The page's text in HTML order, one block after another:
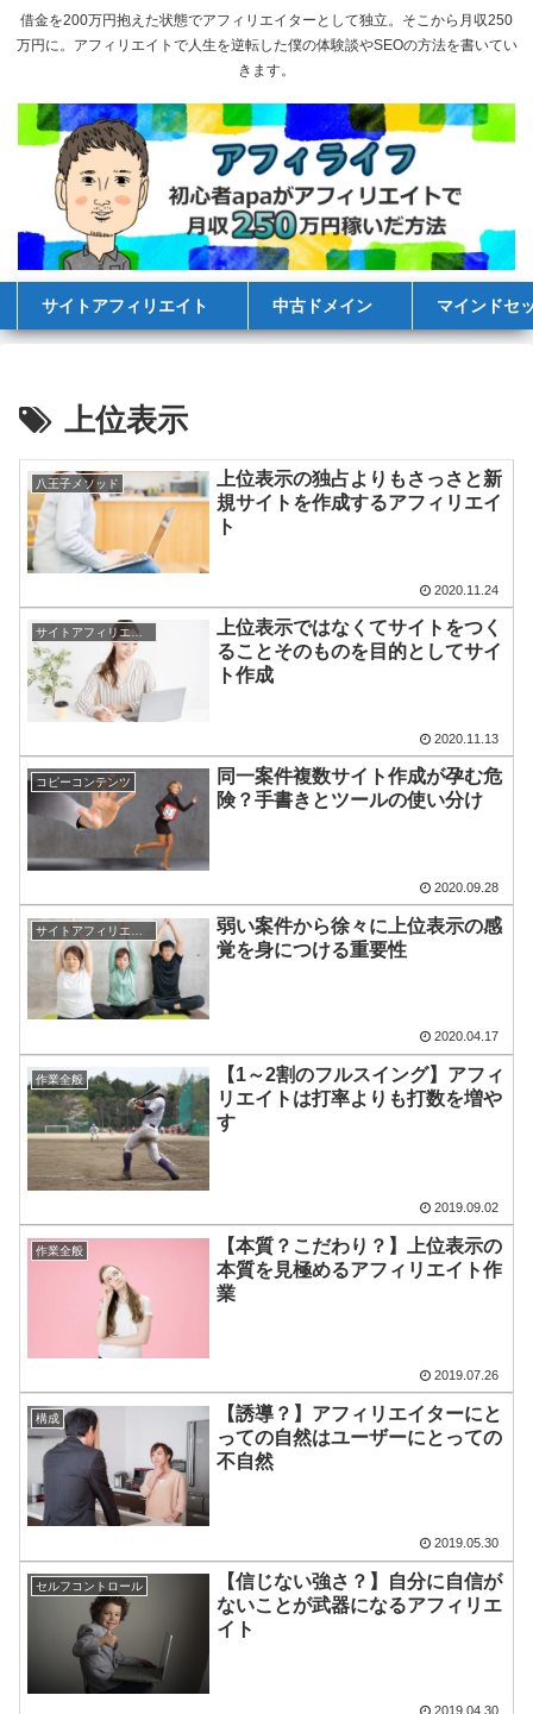
借金を200万円抱えた状態でアフィリエイターとして独立。そこから月収250
万円に。アフィリエイトで人生を逆転した僕の体験談やSEOの方法を書いてい
きます。
サイトアフィリエイト 中古ドメイン マインドセ
上位表示
八王子メソッド
上位表示の独占よりもさっさと新
規サイトを作成するアフィリエイ
ト
2020.11.24
サイトアフィリエイト
上位表示ではなくてサイトをつく
ることそのものを目的としてサイ
ト作成
2020.11.13
コピーコンテンツ
同一案件複数サイト作成が孕む危
険？手書きとツールの使い分け
2020.09.28
弱い案件から徐々に上位表示の感
覚を身につける重要性
2020.04.17
作業全般
【1～2割のフルスイング】アフィ
リエイトは打率よりも打数を増や
す
2019.09.02
作業全般
【本質？こだわり？】上位表示の
本質を見極めるアフィリエイト作
業
2019.07.26
構成
【誘導？】アフィリエイターにと
っての自然はユーザーにとっての
不自然
2019.05.30
セルフコントロール
【信じない強さ？】自分に自信が
ないことが武器になるアフィリエ
イト
2019.04.30